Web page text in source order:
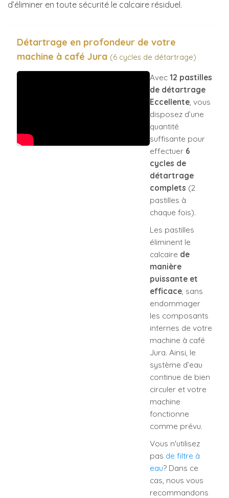
d’éliminer en toute sécurité le calcaire résiduel.
Détartrage en profondeur de votre
machine à café Jura (6 cycles de détartrage)
Avec 12 pastilles
de détartrage
Eccellente , vous
disposez d’une
quantité
suffisante pour
effectuer 6
cycles de
détartrage
complets (2
pastilles à
chaque fois).
Les pastilles
éliminent le
calcaire de
manière
puissante et
efficace , sans
endommager
les composants
internes de votre
machine à café
Jura. Ainsi, le
système d’eau
continue de bien
circuler et votre
machine
fonctionne
comme prévu.
Vous n'utilisez
pas de filtre à
eau? Dans ce
cas, nous vous
recommandons